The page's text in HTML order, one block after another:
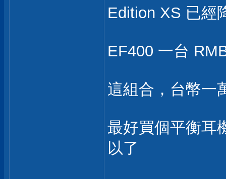
Edition XS 已經
EF400 一台
這組合，台幣一
最好買個平衡耳
以了